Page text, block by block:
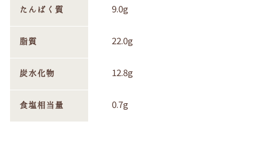
たんぱく質 9.0g
脂質 22.0g
炭水化物 12.8g
食塩相当量 0.7g